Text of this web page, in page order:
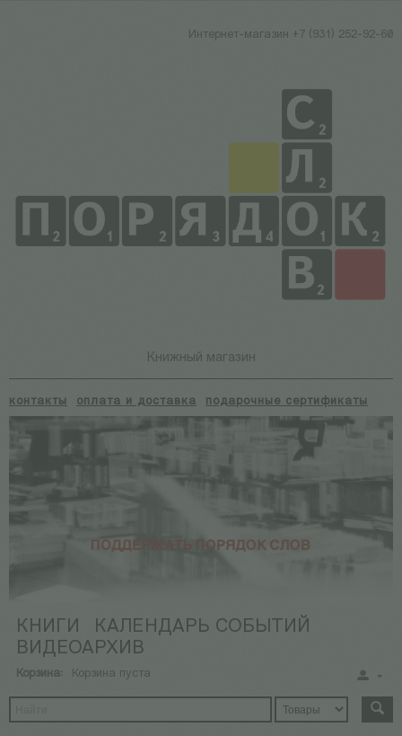
Интернет-магазин +7 (931) 252-92-60
Книжный магазин
контакты оплата и доставка подарочные сертификаты
КНИГИ
КАЛЕНДАРЬ СОБЫТИЙ
ВИДЕОАРХИВ
Корзина: Корзина пуста